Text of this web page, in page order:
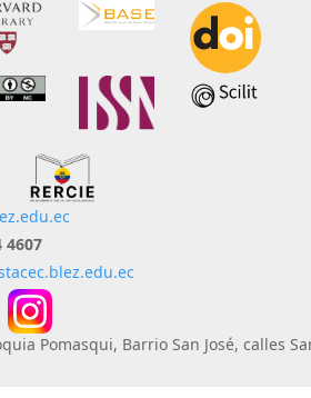
4607
Pomasqui, Barrio San José, calles